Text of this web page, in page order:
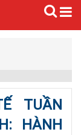
TUẦN
HÀNH